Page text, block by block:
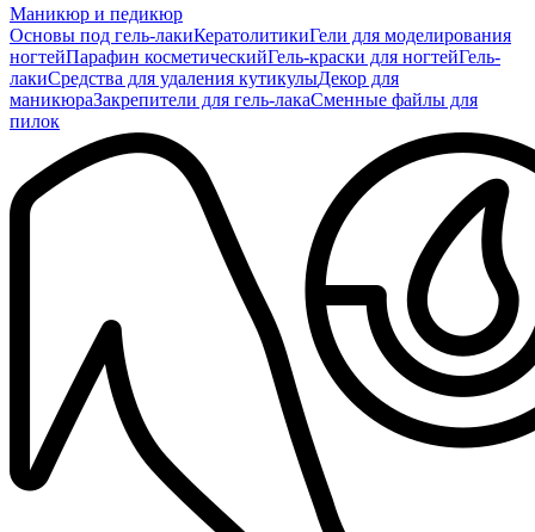
Маникюр и педикюр
Основы под гель-лакиКератолитикиГели для моделирования
ногтейПарафин косметическийГель-краски для ногтейГель-
лакиСредства для удаления кутикулыДекор для
маникюраЗакрепители для гель-лакаСменные файлы для
пилок